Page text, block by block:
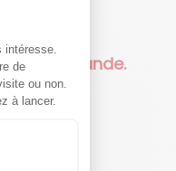
commande.